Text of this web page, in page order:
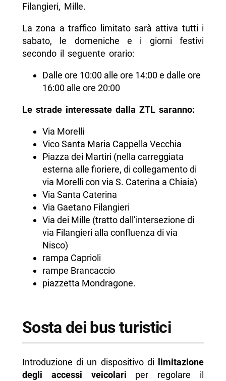
Filangieri, Mille.
La zona a traffico limitato sarà attiva tutti i
sabato, le domeniche e i giorni festivi
secondo il seguente orario:
Dalle ore 10:00 alle ore 14:00 e dalle ore
16:00 alle ore 20:00
Le strade interessate dalla ZTL saranno:
Via Morelli
Vico Santa Maria Cappella Vecchia
Piazza dei Martiri (nella carreggiata
esterna alle fioriere, di collegamento di
via Morelli con via S. Caterina a Chiaia)
Via Santa Caterina
Via Gaetano Filangieri
Via dei Mille (tratto dall’intersezione di
via Filangieri alla confluenza di via
Nisco)
rampa Caprioli
rampe Brancaccio
piazzetta Mondragone.
Sosta dei bus turistici
Introduzione di un dispositivo di limitazione
degli accessi veicolari per regolare il